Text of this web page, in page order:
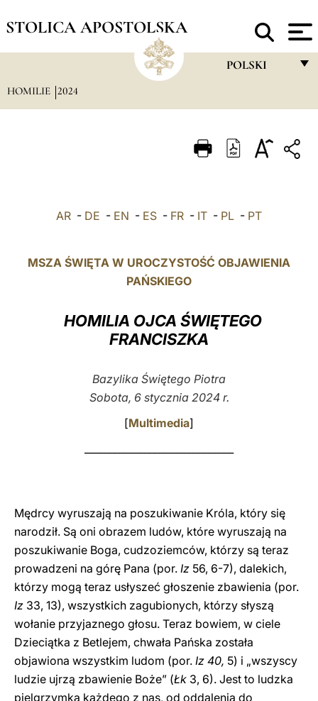
STOLICA APOSTOLSKA
POLSKI
ITALIANO
POLSKI
中文
HOMILIE 2024
AR - DE - EN - ES - FR - IT - PL - PT
MSZA ŚWIĘTA W UROCZYSTOŚĆ OBJAWIENIA
PAŃSKIEGO
HOMILIA OJCA ŚWIĘTEGO
FRANCISZKA
Bazylika Świętego Piotra
Sobota, 6 stycznia 2024 r.
[Multimedia]
Mędrcy wyruszają na poszukiwanie Króla, który się
narodził. Są oni obrazem ludów, które wyruszają na
poszukiwanie Boga, cudzoziemców, którzy są teraz
prowadzeni na górę Pana (por. Iz 56, 6-7), dalekich,
którzy mogą teraz usłyszeć głoszenie zbawienia (por.
Iz 33, 13), wszystkich zagubionych, którzy słyszą
wołanie przyjaznego głosu. Teraz bowiem, w ciele
Dzieciątka z Betlejem, chwała Pańska została
objawiona wszystkim ludom (por. Iz 40, 5) i „wszyscy
ludzie ujrzą zbawienie Boże” (Łk 3, 6). Jest to ludzka
pielgrzymka każdego z nas, od oddalenia do